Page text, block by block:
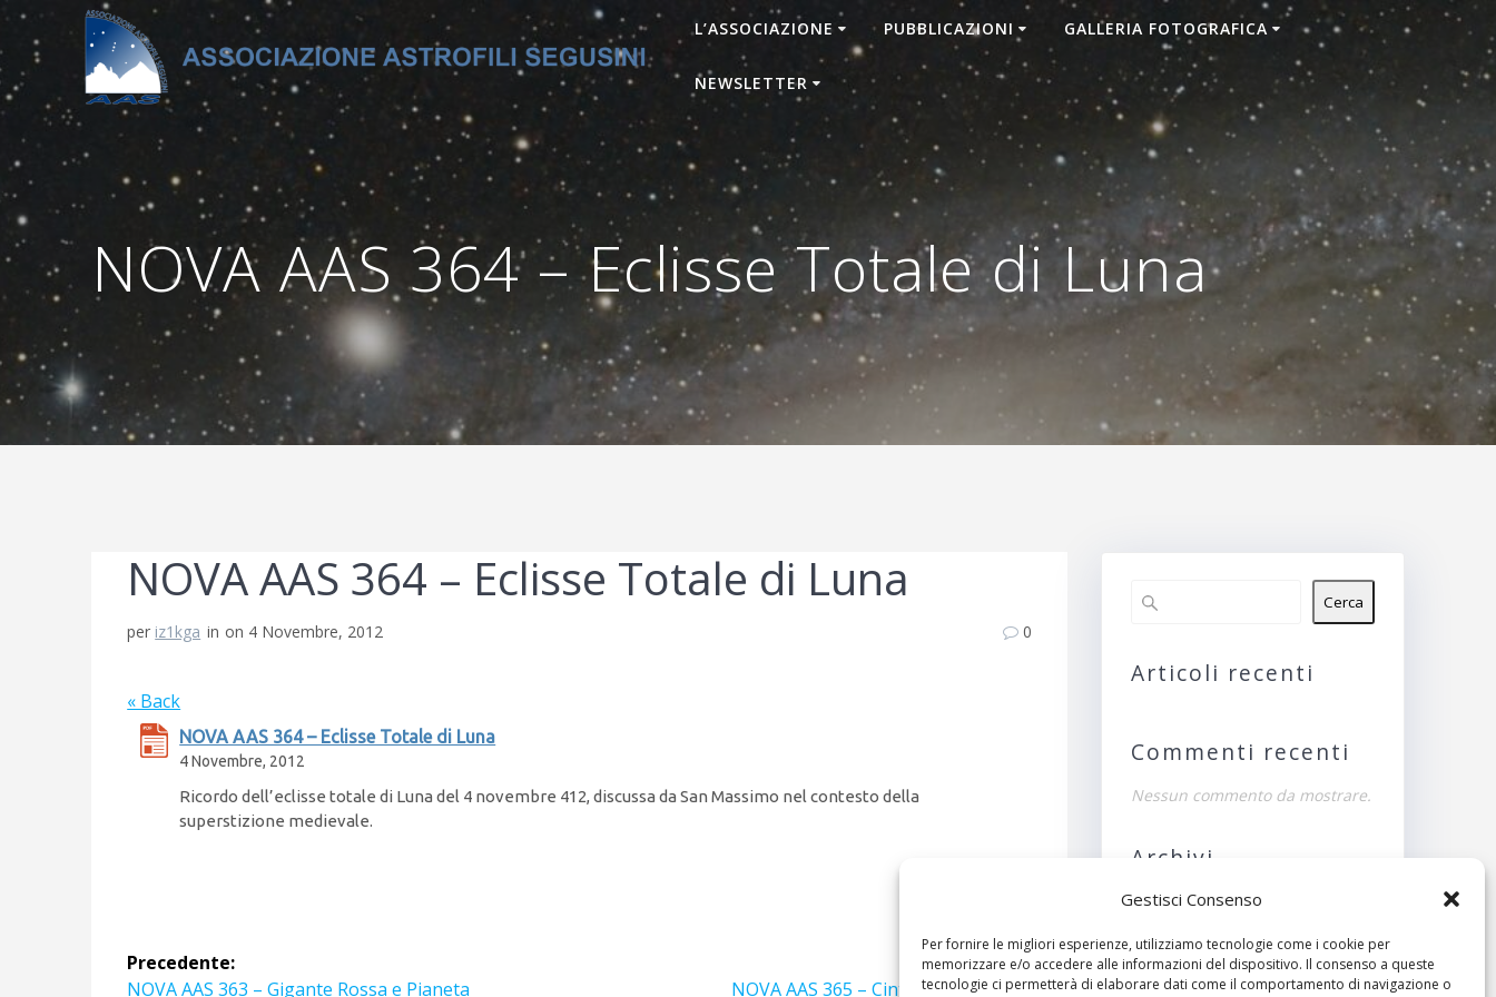
Gestisci Consenso
Per fornire le migliori esperienze, utilizziamo tecnologie come i cookie per
memorizzare e/o accedere alle informazioni del dispositivo. Il consenso a queste
tecnologie ci permetterà di elaborare dati come il comportamento di navigazione o
Salta
contenuto
L’ASSOCIAZIONE PUBBLICAZIONI GALLERIA FOTOGRAFICA
NEWSLETTER
NOVA AAS 364 – Eclisse Totale di Luna
NOVA AAS 364 – Eclisse Totale di Luna
per iz1kga in on 4 Novembre, 2012 0
« Back
NOVA AAS 364 – Eclisse Totale di Luna
4 Novembre, 2012
Ricordo dell’eclisse totale di Luna del 4 novembre 412, discussa da San Massimo nel contesto della
superstizione medievale.
Navigazione
Precedente:
Articolo
NOVA AAS 363 – Gigante Rossa e Pianeta
Successivo:
Articolo
NOVA AAS 365 – Cinture di Asteroidi
Cerca
Articoli recenti
Commenti recenti
Nessun commento da mostrare.
Archivi
Nessun archivio da
Categorie